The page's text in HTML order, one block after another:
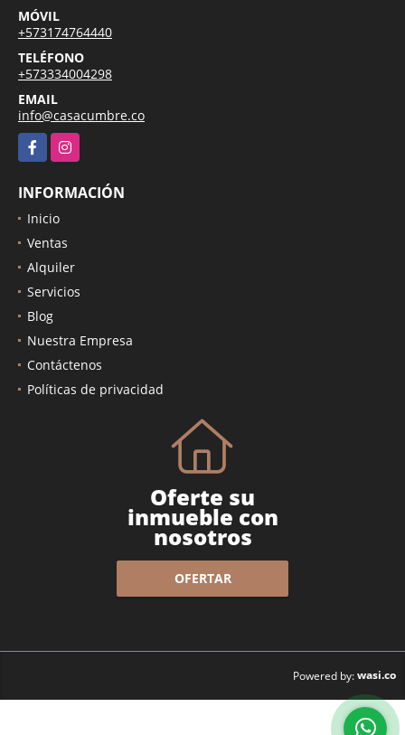
MÓVIL
+573174764440
TELÉFONO
+573334004298
EMAIL
info@casacumbre.co
FacebookInstagram
INFORMACIÓN
Inicio
Ventas
Alquiler
Servicios
Blog
Nuestra Empresa
Contáctenos
Políticas de privacidad
Oferte su
inmueble con
nosotros
OFERTAR
Powered by:wasi.co